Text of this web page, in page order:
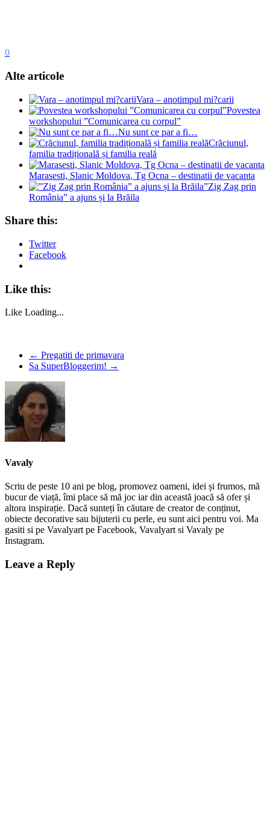
0
Alte articole
Vara – anotimpul mi?carii
Povestea
workshopului ”Comunicarea cu corpul”
Nu sunt ce par a fi…
Crăciunul,
familia tradițională și familia reală
Marasesti, Slanic Moldova, Tg Ocna – destinatii de vacanta
”Zig Zag prin
România” a ajuns și la Brăila
Share this:
Twitter
Facebook
Like this:
Like Loading...
← Pregatiti de primavara
Sa SuperBloggerim! →
Vavaly
Scriu de peste 10 ani pe blog, promovez oameni, idei și frumos, mă
bucur de viață, îmi place să mă joc iar din această joacă să ofer și
altora inspirație. Dacă sunteți în căutare de creator de conținut,
obiecte decorative sau bijuterii cu perle, eu sunt aici pentru voi. Ma
gasiti si pe Vavalyart pe Facebook, Vavalyart si Vavaly pe
Instagram.
Leave a Reply